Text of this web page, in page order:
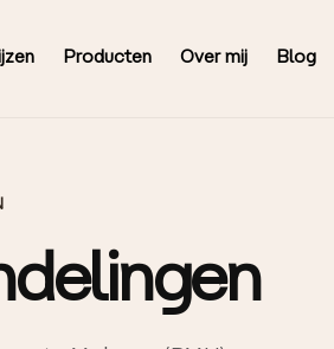
Producten Over mij Blog